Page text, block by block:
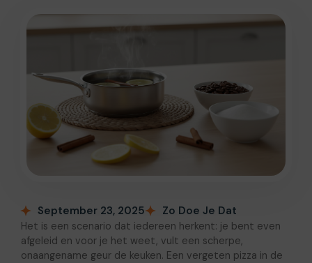
September 23, 2025 Zo Doe Je Dat
Het is een scenario dat iedereen herkent: je bent even
afgeleid en voor je het weet, vult een scherpe,
onaangename geur de keuken. Een vergeten pizza in de